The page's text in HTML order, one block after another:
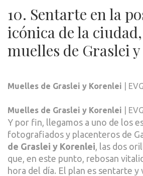
10. Sentarte en la
icónica de la
muelles de Graslei
Muelles de Graslei y Korenlei | EVG
Muelles de Graslei y Korenlei | EVG
Y por fin, llegamos a uno de los
fotografiados y placenteros de
de Graslei y Korenlei , las dos
que, en este punto, rebosan
hora del día. El plan es sentarte y